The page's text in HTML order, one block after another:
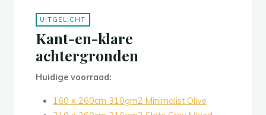
UITGELICHT
Kant-en-klare
achtergronden
Huidige voorraad:
160 x 260cm 310gm2 Minimalist Olive